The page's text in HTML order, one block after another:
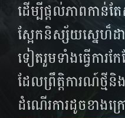
ដើម្បី​ផ្តល់​ភាព​កាន់​ត
ស្អែក​និស្ស័យស្នេហ៏ដា
ទៀត​រួម​ទាំង​ធ្វើ​កា
ដែល​ព្រឹត្តិ​ការណ៍​​ថ្មី​​
ដំណើរ​ការ​​ដូច​​ខាង​​ក្រ